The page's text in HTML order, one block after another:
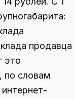
продавца
это
по словам